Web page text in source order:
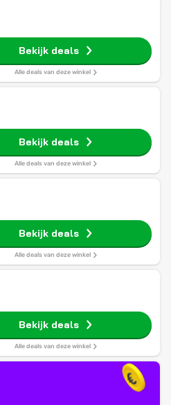
Bekijk deals
Alle deals van deze winkel
Bekijk deals
Alle deals van deze winkel
Bekijk deals
Alle deals van deze winkel
Bekijk deals
Alle deals van deze winkel